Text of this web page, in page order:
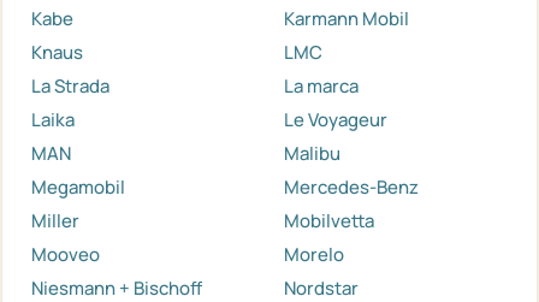
Kabe
Karmann Mobil
Knaus
LMC
La Strada
La marca
Laika
Le Voyageur
MAN
Malibu
Megamobil
Mercedes-Benz
Miller
Mobilvetta
Mooveo
Morelo
Niesmann + Bischoff
Nordstar